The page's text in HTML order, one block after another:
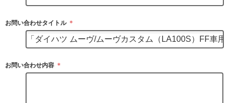
お問い合わせタイトル ＊
お問い合わせ内容 ＊